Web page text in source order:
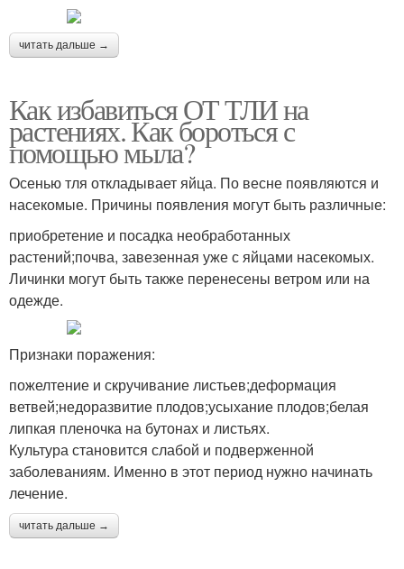
читать дальше →
Как избавиться ОТ ТЛИ на
растениях. Как бороться с
помощью мыла?
Осенью тля откладывает яйца. По весне появляются и
насекомые. Причины появления могут быть различные:
приобретение и посадка необработанных
растений;почва, завезенная уже с яйцами насекомых.
Личинки могут быть также перенесены ветром или на
одежде.
Признаки поражения:
пожелтение и скручивание листьев;деформация
ветвей;недоразвитие плодов;усыхание плодов;белая
липкая пленочка на бутонах и листьях.
Культура становится слабой и подверженной
заболеваниям. Именно в этот период нужно начинать
лечение.
читать дальше →